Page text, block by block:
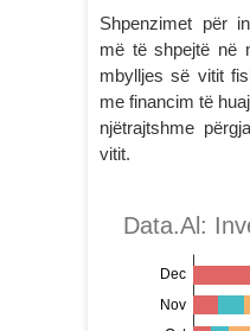
Shpenzimet për
më të shpejtë në
mbylljes së vitit
me financim të
njëtrajtshme
vitit.